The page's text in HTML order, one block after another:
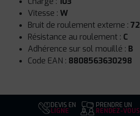
Vitesse : W
Bruit de roulement externe : 72
Résistance au roulement : C
Adhérence sur sol mouillé : B
Code EAN : 8808563630298
DEVIS EN
LIGNE
PRENDRE UN
RENDEZ-VOUS